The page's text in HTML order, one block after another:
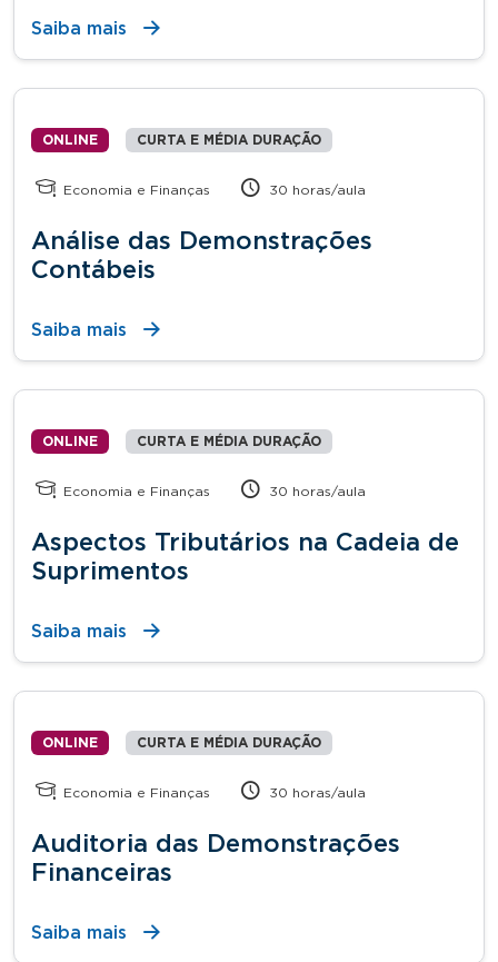
Saiba mais
ONLINE CURTA E MÉDIA DURAÇÃO
Economia e Finanças 30 horas/aula
Análise das Demonstrações
Contábeis
Saiba mais
ONLINE CURTA E MÉDIA DURAÇÃO
Economia e Finanças 30 horas/aula
Aspectos Tributários na Cadeia de
Suprimentos
Saiba mais
ONLINE CURTA E MÉDIA DURAÇÃO
Economia e Finanças 30 horas/aula
Auditoria das Demonstrações
Financeiras
Saiba mais